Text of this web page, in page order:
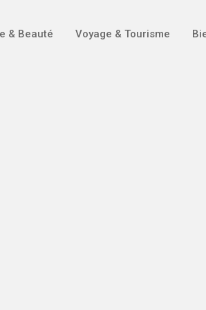
& Beauté Voyage & Tourisme